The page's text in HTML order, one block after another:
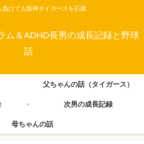
負けても阪神タイガースを応援
ム＆ADHD長男の成長記録と野球
話
父ちゃんの話（タイガース）
次男の成長記録
母ちゃんの話